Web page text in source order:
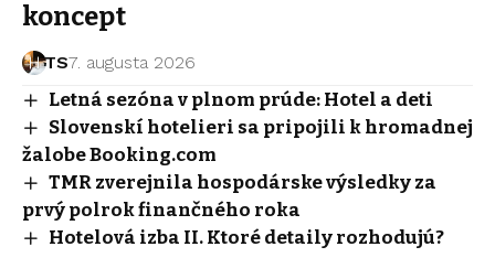
koncept
TS7. augusta 2026
Letná sezóna v plnom prúde: Hotel a deti
Slovenskí hotelieri sa pripojili k hromadnej
žalobe Booking.com
TMR zverejnila hospodárske výsledky za
prvý polrok finančného roka
Hotelová izba II. Ktoré detaily rozhodujú?